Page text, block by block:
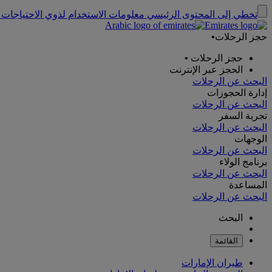
تخطي إلى المحتوى الرئيسي معلومات الاستخدام لذوي
حجز الرحلات•
حجز الرحلات •
الحجز عبر الإنترنت
البحث عن الرحلات
إدارة الحجوزات
البحث عن الرحلات
تجربة السفر
البحث عن الرحلات
الوجهات
البحث عن الرحلات
برنامج الولاء
البحث عن الرحلات
المساعدة
البحث عن الرحلات
البحث
القائمة
طيران الإمارات